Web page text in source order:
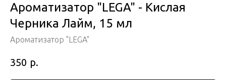
Ароматизатор "LEGA" - Кислая
Черника Лайм, 15 мл
Ароматизатор "LEGA"
350 р.